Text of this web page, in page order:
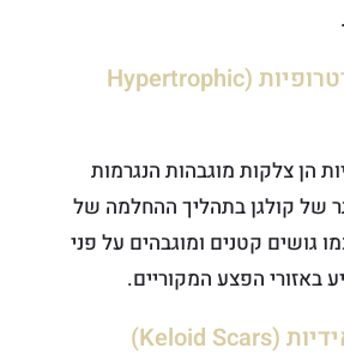
2. צלקות היפרטרופיות (Hypertrophic
הן צלקות מוגבהות הנגרמות
של קולגן בתהליך ההחלמה של
גושים קטנים ומוגבהים על פני
באזורי הפצע המקוריים.